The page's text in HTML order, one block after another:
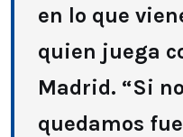
en lo que
quien juega
Madrid. “Si
quedamos